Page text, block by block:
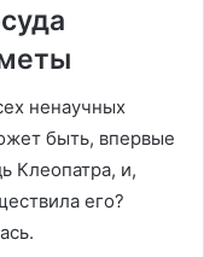
ненаучных
быть, впервые
Клеопатра, и,
его?